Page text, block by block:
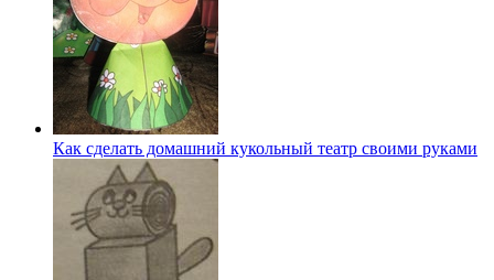
Как сделать домашний кукольный театр своими руками